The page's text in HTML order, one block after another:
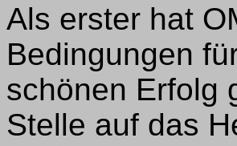
Als erster hat
Bedingungen
schönen Erfolg
Stelle auf das